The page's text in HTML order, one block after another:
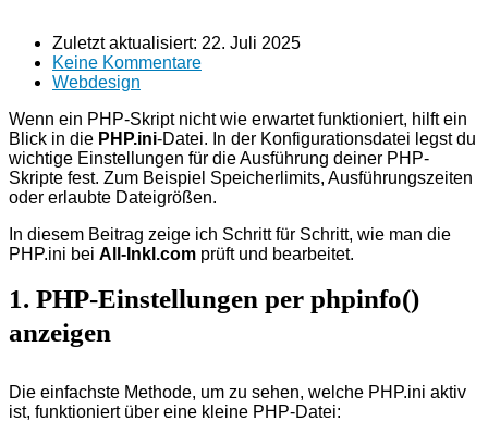
Zuletzt aktualisiert: 22. Juli 2025
Keine Kommentare
Webdesign
Wenn ein PHP-Skript nicht wie erwartet funktioniert, hilft ein
Blick in die PHP.ini-Datei. In der Konfigurationsdatei legst du
wichtige Einstellungen für die Ausführung deiner PHP-
Skripte fest. Zum Beispiel Speicherlimits, Ausführungszeiten
oder erlaubte Dateigrößen.
In diesem Beitrag zeige ich Schritt für Schritt, wie man die
PHP.ini bei All-Inkl.com prüft und bearbeitet.
1. PHP-Einstellungen per phpinfo()
anzeigen
Die einfachste Methode, um zu sehen, welche PHP.ini aktiv
ist, funktioniert über eine kleine PHP-Datei: